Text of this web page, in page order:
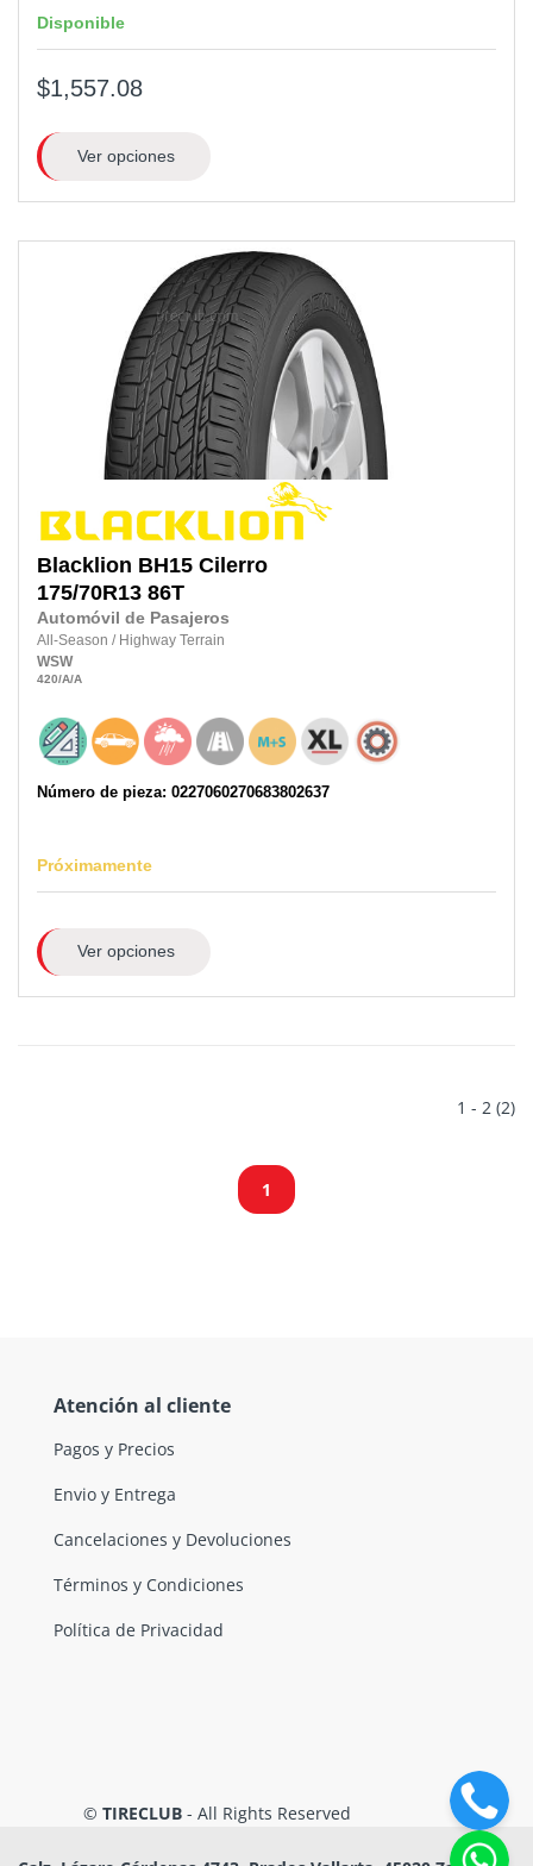
Disponible
$1,557.08
Ver opciones
Blacklion BH15 Cilerro
175/70R13 86T
Automóvil de Pasajeros
All-Season / Highway Terrain
WSW
420/A/A
Número de pieza: 0227060270683802637
Próximamente
Ver opciones
1 - 2 (2)
1
Atención al cliente
Pagos y Precios
Envio y Entrega
Cancelaciones y Devoluciones
Términos y Condiciones
Política de Privacidad
© TIRECLUB - All Rights Reserved